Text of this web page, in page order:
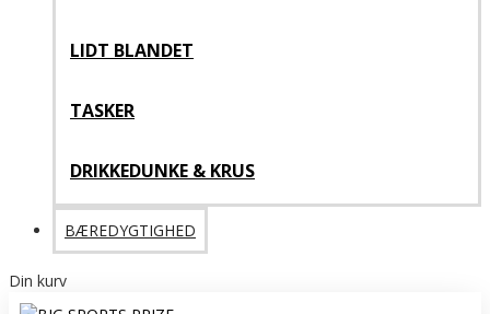
LIDT BLANDET
TASKER
DRIKKEDUNKE & KRUS
BÆREDYGTIGHED
Din kurv